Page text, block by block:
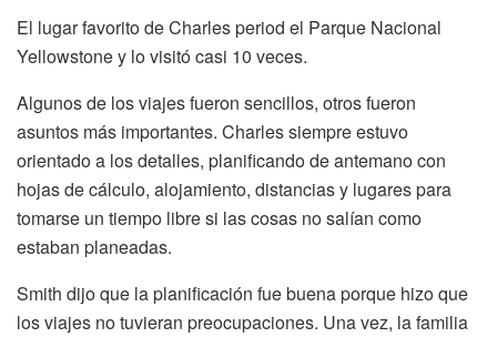
El lugar favorito de Charles period el Parque Nacional
Yellowstone y lo visitó casi 10 veces.
Algunos de los viajes fueron sencillos, otros fueron
asuntos más importantes. Charles siempre estuvo
orientado a los detalles, planificando de antemano con
hojas de cálculo, alojamiento, distancias y lugares para
tomarse un tiempo libre si las cosas no salían como
estaban planeadas.
Smith dijo que la planificación fue buena porque hizo que
los viajes no tuvieran preocupaciones. Una vez, la familia